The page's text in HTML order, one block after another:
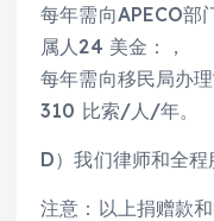
每年需向APECO部
属人24 美金：，
每年需向移民局办
310 比索/人/年。
D）我们律师和全
注意：以上捐赠款